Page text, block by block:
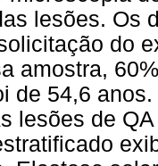
lesões. Os
do
amostra,
de 54,6
lesões de